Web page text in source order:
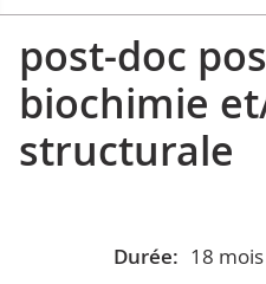
post-doc
biochimie
structurale
Durée: 18 mois